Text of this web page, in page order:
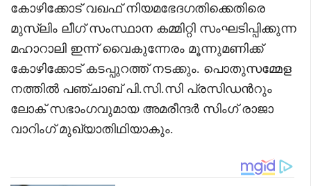
കോഴിക്കോട് വഖഫ് നിയമഭേദഗതിക്കെതിരെ
മുസ്‌ലിം ലീഗ് സംസ്ഥാന കമ്മിറ്റി സംഘടിപ്പിക്കുന്ന
മഹാറാലി ഇന്ന് വൈകുന്നേരം മൂന്നുമണിക്ക്
കോഴിക്കോട് കടപ്പുറത്ത് നടക്കും. പൊതുസമ്മേള
നത്തിൽ പഞ്ചാബ് പി.സി.സി പ്രസിഡന്‍റും
ലോക് സഭാംഗവുമായ അമരീന്ദർ സിംഗ് രാജാ
വാറിംഗ് മുഖ്യാതിഥിയാകും.